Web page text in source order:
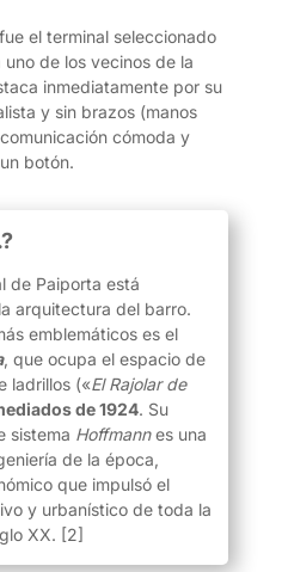
fue el terminal seleccionado
de los vecinos de la
inmediatamente por su
y sin brazos (manos
cómoda y
botón.
de Paiporta está
arquitectura del barro.
emblemáticos es el
, que ocupa el espacio de
ladrillos («El Rajolar de
de 1924. Su
sistema Hoffmannes una
de la época,
que impulsó el
y urbanístico de toda la
XX. [2]